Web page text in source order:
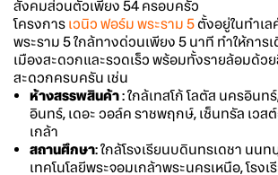
สังคมส่วนตัวเพียง 54 ครอบครัว
โครงการ เวนิว ฟอร์ม พระราม 5 ตั้งอยู่ในทำเ
พระราม 5ใกล้ทางด่วนเพียง 5 นาที ทำให้การ
เมืองสะดวกและรวดเร็ว พร้อมทั้งรายล้อมด้ว
สะดวกครบครัน เช่น
ห้างสรรพสินค้า: ใกล้เทสโก้ โลตัส นครอินท
อินทร์, เดอะ วอล์ค ราชพฤกษ์, เซ็นทรัล เวส
เกล้า
สถานศึกษา: ใกล้โรงเรียนบดินทรเดชา นน
เทคโนโลยีพระจอมเกล้าพระนครเหนือ, โรงเ